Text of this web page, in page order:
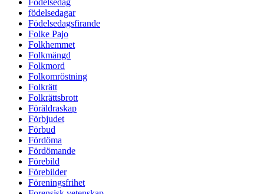
födelsedagar
Födelsedagsfirande
Folke Pajo
Folkhemmet
Folkmängd
Folkmord
Folkomröstning
Folkrätt
Folkrättsbrott
Föräldraskap
Förbjudet
Förbud
Fördöma
Fördömande
Förebild
Förebilder
Föreningsfrihet